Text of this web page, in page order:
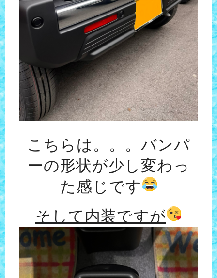
こちらは。。。バンパ
ーの形状が少し変わっ
た感じです
そして内装ですが